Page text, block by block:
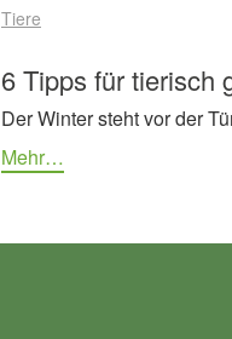
Tiere
6 Tipps für tierisch
Der Winter steht vor der
Mehr…